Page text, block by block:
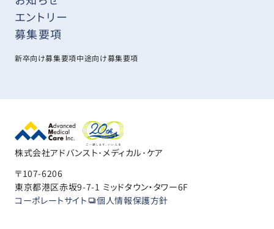
エントリー
募集要項
新卒向け募集要項中途向け募集要項
株式会社アドバンスト･メディカル･ケア
〒107-6206
東京都港区赤坂9-7-1 ミッドタウン・タワー6F
コーポレートサイト 個人情報保護方針